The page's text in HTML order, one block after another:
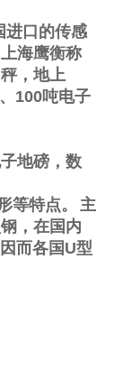
进口的传感
海鹰衡称
，地上
100吨电子
地磅，数
等特点。
主
，在国内
而各国 U型